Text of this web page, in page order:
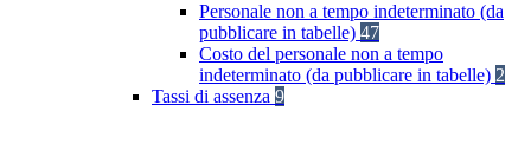
Personale non a tempo indeterminato (da
pubblicare in tabelle) 47
Costo del personale non a tempo
indeterminato (da pubblicare in tabelle) 2
Tassi di assenza 9